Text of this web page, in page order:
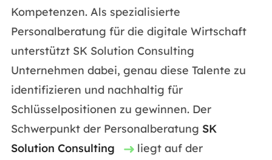
Kompetenzen. Als spezialisierte
Personalberatung für die digitale Wirtschaft
unterstützt SK Solution Consulting
Unternehmen dabei, genau diese Talente zu
identifizieren und nachhaltig für
Schlüsselpositionen zu gewinnen. Der
Schwerpunkt der Personalberatung SK
Solution Consulting
liegt auf der